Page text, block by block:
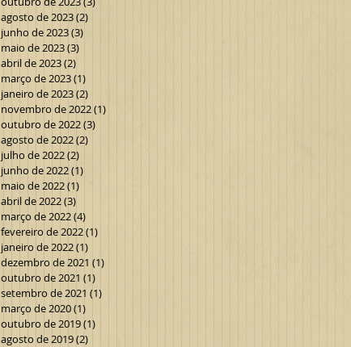
agosto de 2023(2)
junho de 2023(3)
maio de 2023(3)
abril de 2023(2)
março de 2023(1)
janeiro de 2023(2)
novembro de 2022(1)
outubro de 2022(3)
agosto de 2022(2)
julho de 2022(2)
junho de 2022(1)
maio de 2022(1)
abril de 2022(3)
março de 2022(4)
fevereiro de 2022(1)
janeiro de 2022(1)
dezembro de 2021 (1)
outubro de 2021 (1)
setembro de 2021 (1)
março de 2020(1)
outubro de 2019(1)
agosto de 2019(2)